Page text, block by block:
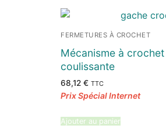
FERMETURES À CROCHET
Mécanisme à
coulissante
68,12 € TTC
Ajouter au panier